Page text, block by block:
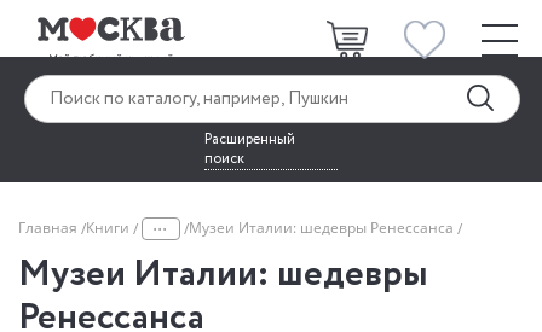
Расширенный
поиск
Главная Книги ... Музеи Италии: шедевры Ренессанса
Музеи Италии: шедевры
Ренессанса